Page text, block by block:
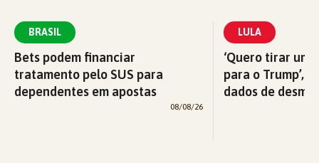
BRASIL
Bets podem financiar
tratamento pelo SUS para
dependentes em apostas
08/08/26
LULA
‘Quero tirar
para o Trump’,
dados de